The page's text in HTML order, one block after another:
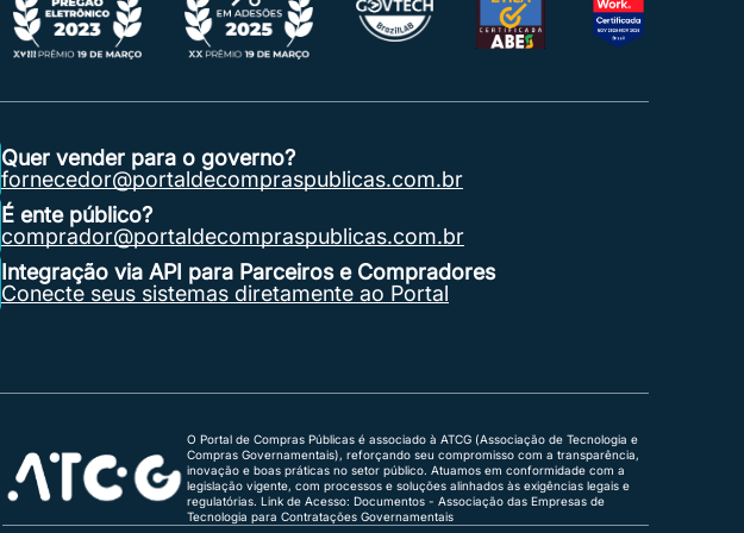
Quer vender para o governo?
fornecedor@portaldecompraspublicas.com.br
É ente público?
comprador@portaldecompraspublicas.com.br
Integração via API para Parceiros e Compradores
Conecte seus sistemas diretamente ao Portal
O Portal de Compras Públicas é associado à ATCG (Associação de Tecnologia e
Compras Governamentais), reforçando seu compromisso com a transparência,
inovação e boas práticas no setor público. Atuamos em conformidade com a
legislação vigente, com processos e soluções alinhados às exigências legais e
regulatórias. Link de Acesso: Documentos - Associação das Empresas de
Tecnologia para Contratações Governamentais